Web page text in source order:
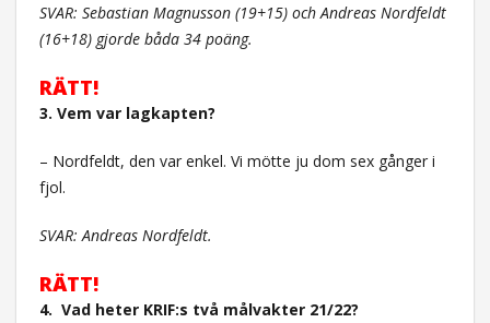
SVAR: Sebastian Magnusson (19+15) och Andreas Nordfeldt
(16+18) gjorde båda 34 poäng.
RÄTT!
3. Vem var lagkapten?
– Nordfeldt, den var enkel. Vi mötte ju dom sex gånger i
fjol.
SVAR: Andreas Nordfeldt.
RÄTT!
4. Vad heter KRIF:s två målvakter 21/22?